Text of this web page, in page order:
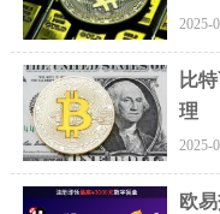
2025-
比
理
2025-
欧